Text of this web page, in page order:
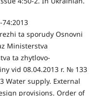
74:2013
ta sporudy Osnovni
Ministerstva
ta zhytlovo-
vid 08.04.2013 r. № 133
Water supply. External
provisions. Order of